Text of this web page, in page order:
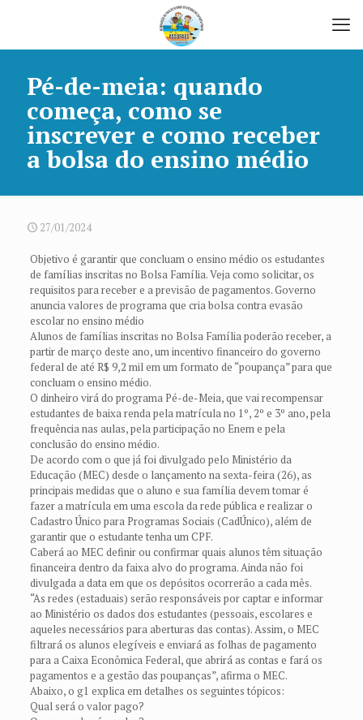
Pé-de-meia: quando
começa, como se
inscrever e como receber
a bolsa do ensino médio
27/01/2024
Objetivo é garantir que concluam o ensino médio os estudantes
de famílias inscritas no Bolsa Família. Veja como solicitar, os
requisitos para receber e a previsão de pagamentos. Governo
anuncia valores de programa que cria bolsa contra evasão
escolar no ensino médio
Alunos de famílias inscritas no Bolsa Família poderão receber, a
partir de março deste ano, um incentivo financeiro do governo
federal de até R$ 9,2 mil em um formato de “poupança” para que
concluam o ensino médio.
O dinheiro virá do programa Pé-de-Meia, que vai recompensar
estudantes de baixa renda pela matrícula no 1º, 2º e 3º ano, pela
frequência nas aulas, pela participação no Enem e pela
conclusão do ensino médio.
De acordo com o que já foi divulgado pelo Ministério da
Educação (MEC) desde o lançamento na sexta-feira (26), as
principais medidas que o aluno e sua família devem tomar é
fazer a matrícula em uma escola da rede pública e realizar o
Cadastro Único para Programas Sociais (CadÚnico), além de
garantir que o estudante tenha um CPF.
Caberá ao MEC definir ou confirmar quais alunos têm situação
financeira dentro da faixa alvo do programa. Ainda não foi
divulgada a data em que os depósitos ocorrerão a cada mês.
“As redes (estaduais) serão responsáveis por captar e informar
ao Ministério os dados dos estudantes (pessoais, escolares e
aqueles necessários para aberturas das contas). Assim, o MEC
filtrará os alunos elegíveis e enviará as folhas de pagamento
para a Caixa Econômica Federal, que abrirá as contas e fará os
pagamentos e a gestão das poupanças”, afirma o MEC.
Abaixo, o g1 explica em detalhes os seguintes tópicos:
Qual será o valor pago?